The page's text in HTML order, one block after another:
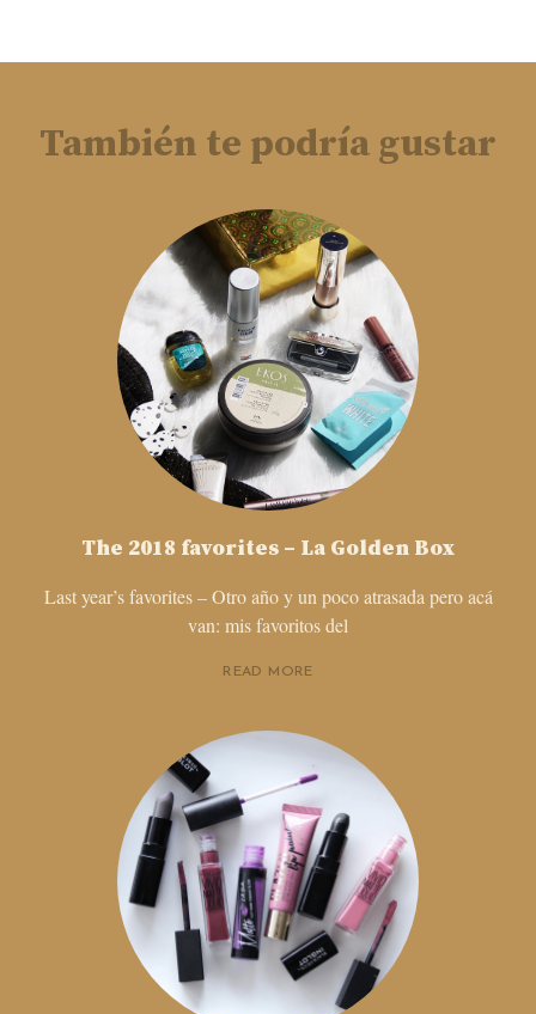
También te podría gustar
The 2018 favorites – La Golden Box
Last year’s favorites – Otro año y un poco atrasada pero acá
van: mis favoritos del
READ MORE